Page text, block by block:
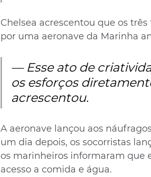
Chelsea acrescentou que os
por uma aeronave da Marinha
— Esse ato de
os esforços
acrescentou.
A aeronave lançou aos
um dia depois, os socorristas
os marinheiros informaram que
acesso a comida e água.